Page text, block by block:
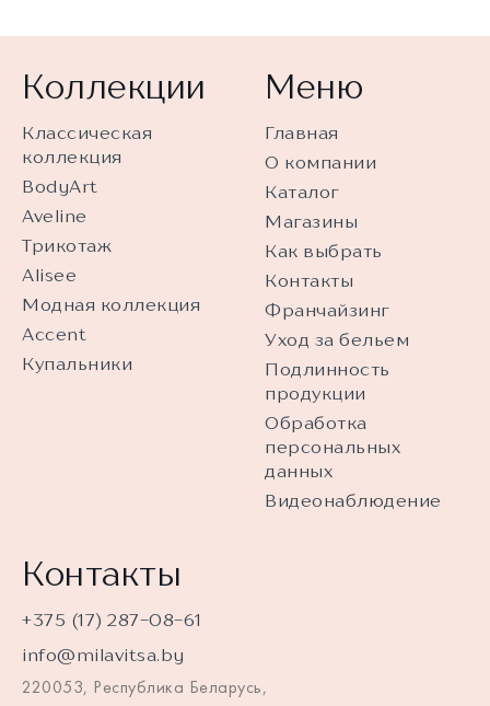
Коллекции
Классическая
коллекция
BodyArt
Aveline
Трикотаж
Alisee
Модная коллекция
Accent
Купальники
Меню
Главная
О компании
Каталог
Магазины
Как выбрать
Контакты
Франчайзинг
Уход за бельем
Подлинность
продукции
Обработка
персональных
данных
Видеонаблюдение
Контакты
+375 (17) 287-08-61
info@milavitsa.by
220053, Республика Беларусь,